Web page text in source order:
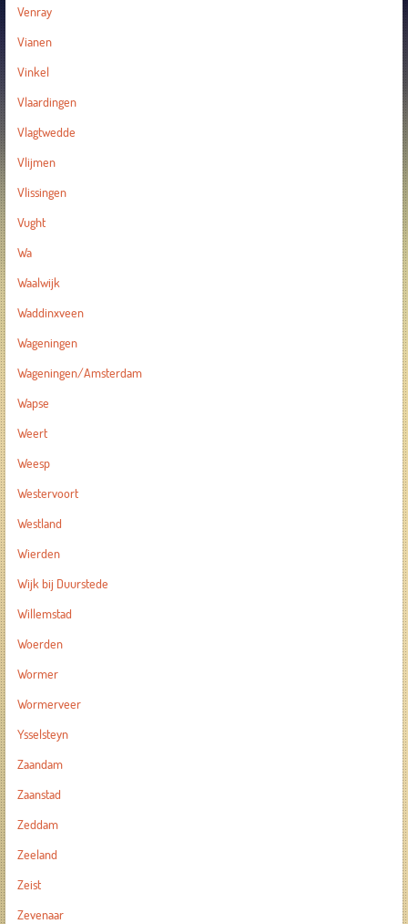
Venray
Vianen
Vinkel
Vlaardingen
Vlagtwedde
Vlijmen
Vlissingen
Vught
Wa
Waalwijk
Waddinxveen
Wageningen
Wageningen/Amsterdam
Wapse
Weert
Weesp
Westervoort
Westland
Wierden
Wijk bij Duurstede
Willemstad
Woerden
Wormer
Wormerveer
Ysselsteyn
Zaandam
Zaanstad
Zeddam
Zeeland
Zeist
Zevenaar